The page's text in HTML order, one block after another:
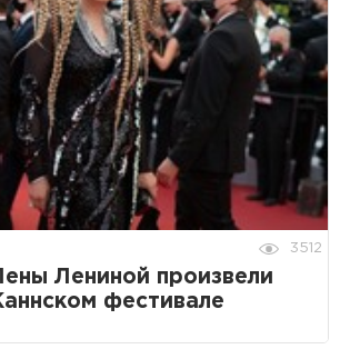
3512
Лениной произвели
фестивале